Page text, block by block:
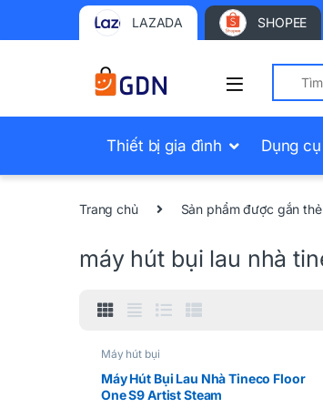
LAZADA SHOPEE
Search
Thiết bị gia đình Dụng
Trang chủ Sản phẩm được gắn
máy hút bụi lau nhà
Máy hút bụi
Máy Hút Bụi Lau Nhà Tineco Floor
One S9 Artist Steam